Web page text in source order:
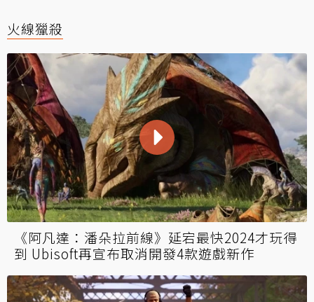
火線獵殺
《阿凡達：潘朵拉前線》延宕最快2024才玩得
到 Ubisoft再宣布取消開發4款遊戲新作